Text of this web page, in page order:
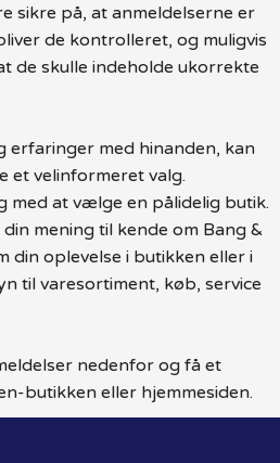
sikre på, at anmeldelserne er
de kontrolleret, og muligvis
de skulle indeholde ukorrekte
erfaringer med hinanden, kan
velinformeret valg.
med at vælge en pålidelig butik.
mening til kende om Bang &
din oplevelse i butikken eller i
til varesortiment, køb, service
nedenfor og få et
butikken eller hjemmesiden.